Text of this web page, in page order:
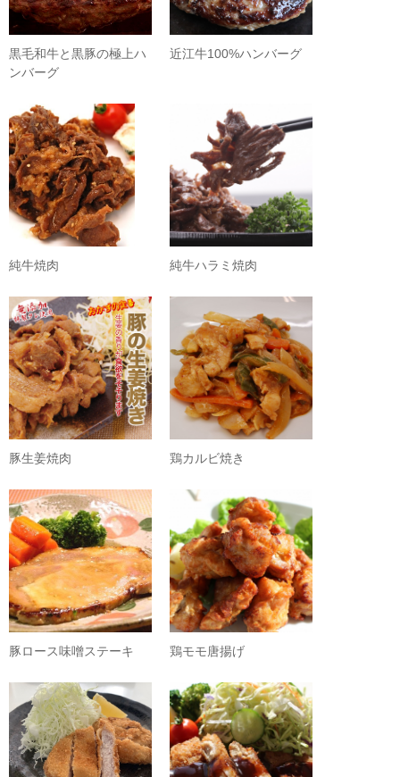
黒毛和牛と黒豚の極上ハ
ンバーグ
近江牛100%ハンバーグ
純牛焼肉 純牛ハラミ焼肉
豚生姜焼肉 鶏カルビ焼き
豚ロース味噌ステーキ 鶏モモ唐揚げ